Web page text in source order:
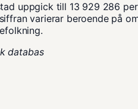
uppgick till 13 929 286
varierar beroende på
databas